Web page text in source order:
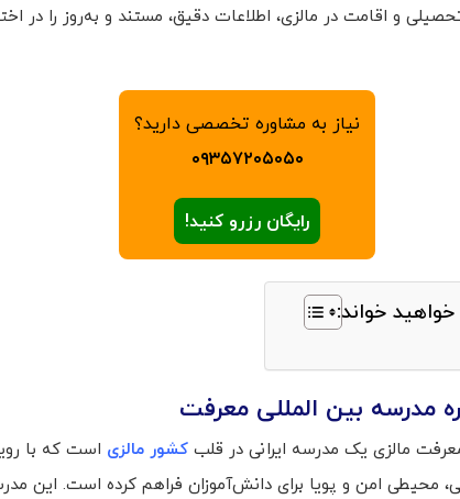
و اقامت در مالزی، اطلاعات دقیق، مستند و به‌روز را در
نیاز به مشاوره تخصصی دارید؟
۰۹۳۵۷۲۰۵۰۵۰
رایگان رزرو کنید!
خواند:
مدرسه بین المللی معرفت
مالزی یک مدرسه ایرانی در قلبکشور مالزی است که با
محیطی امن و پویا برای دانش‌آموزان فراهم کرده است. این